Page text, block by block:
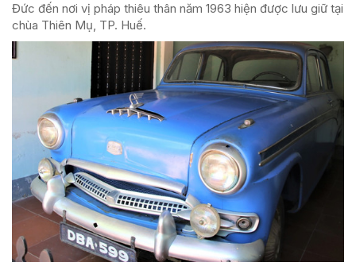
Đức đến nơi vị pháp thiêu thân năm 1963 hiện được lưu giữ tại
chùa Thiên Mụ, TP. Huế.